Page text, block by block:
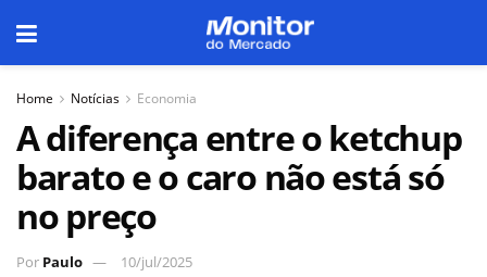
Home Notícias Economia
A diferença entre o ketchup
barato e o caro não está só
no preço
Por Paulo 10/jul/2025